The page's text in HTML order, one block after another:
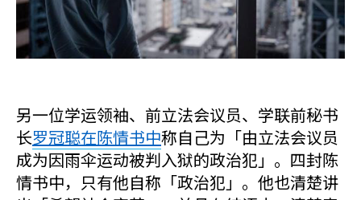
另一位学运领袖、前立法会议员、学联前秘书
长罗冠聪在陈情书中称自己为「由立法会议员
成为因雨伞运动被判入狱的政治犯」。四封陈
情书中，只有他自称「政治犯」。他也清楚讲